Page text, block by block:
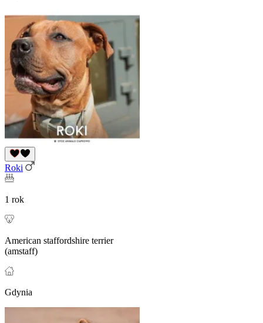
Roki
1 rok
American staffordshire terrier
(amstaff)
Gdynia